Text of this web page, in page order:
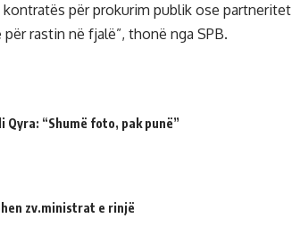
për prokurim publik ose partneritet
rastin në fjalë”, thonë nga SPB.
“Shumë foto, pak punë”
zv.ministrat e rinjë